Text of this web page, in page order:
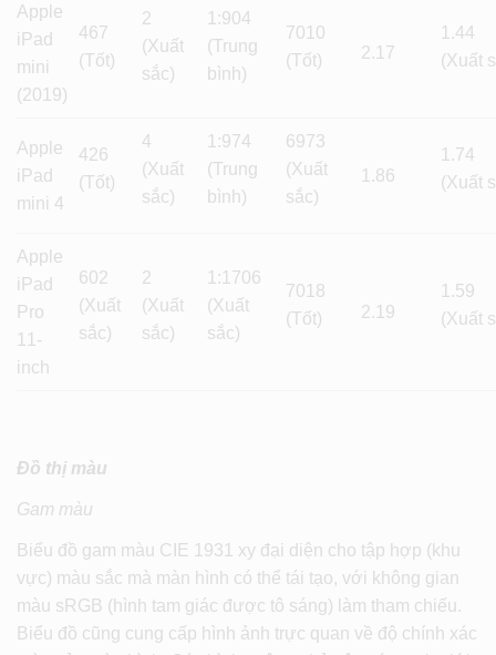
Apple
iPad
mini
(2019)
467
(Tốt)
2
(Xuất
sắc)
1:904
(Trung
bình)
7010
(Tốt)
2.17
1.44
(Xuất
Apple
iPad
mini 4
426
(Tốt)
4
(Xuất
sắc)
1:974
(Trung
bình)
6973
(Xuất
sắc)
1.86
1.74
(Xuất
Apple
iPad
Pro
11-
inch
602
(Xuất
sắc)
2
(Xuất
sắc)
1:1706
(Xuất
sắc)
7018
(Tốt)
2.19
1.59
(Xuất
Đồ thị màu
Gam màu
Biểu đồ gam màu CIE 1931 xy đại diện cho tập hợp (khu
vực) màu sắc mà màn hình có thể tái tạo, với không gian
màu sRGB (hình tam giác được tô sáng) làm tham chiếu.
Biểu đồ cũng cung cấp hình ảnh trực quan về độ chính xác